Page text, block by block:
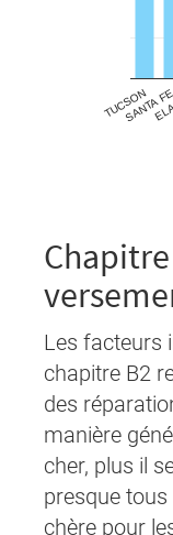
Les facteurs
chapitre B2
des
manière
cher, plus il
presque
chère pour